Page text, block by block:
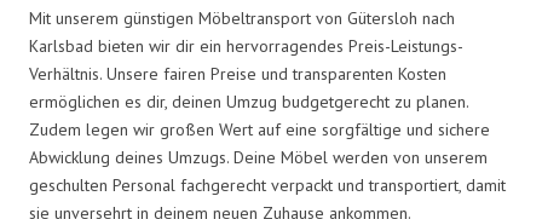
Mit unserem günstigen Möbeltransport von Gütersloh nach
Karlsbad bieten wir dir ein hervorragendes Preis-Leistungs-
Verhältnis. Unsere fairen Preise und transparenten Kosten
ermöglichen es dir, deinen Umzug budgetgerecht zu planen.
Zudem legen wir großen Wert auf eine sorgfältige und sichere
Abwicklung deines Umzugs. Deine Möbel werden von unserem
geschulten Personal fachgerecht verpackt und transportiert, damit
sie unversehrt in deinem neuen Zuhause ankommen.